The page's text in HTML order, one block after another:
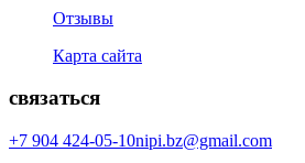
Отзывы
Карта сайта
связаться
+7 904 424-05-10nipi.bz@gmail.com